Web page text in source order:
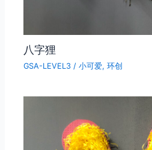
八字狸
GSA-LEVEL3 /小可爱,环创